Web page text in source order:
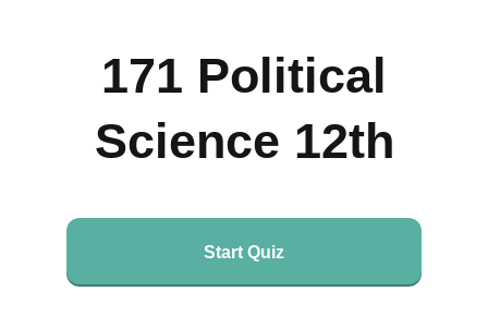
171 Political
Science 12th
Start Quiz